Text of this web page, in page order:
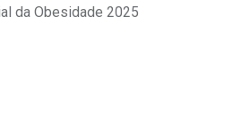
da Obesidade 2025